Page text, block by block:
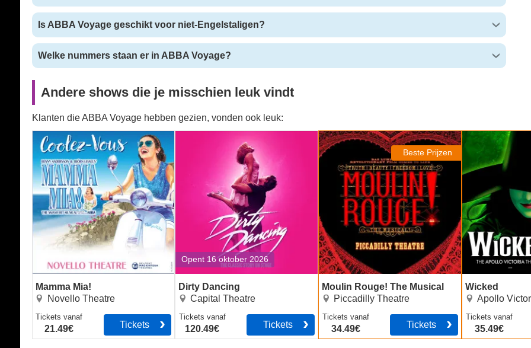
Is ABBA Voyage geschikt voor niet-Engelstaligen?
Welke nummers staan er in ABBA Voyage?
Andere shows die je misschien leuk vindt
Klanten die ABBA Voyage hebben gezien, vonden ook leuk:
Mamma Mia!
Novello Theatre
Ticketsvanaf
21.49€ Tickets
Mamma Mia!
Opent 16 oktober 2026
Dirty Dancing
Capital Theatre
Tickets vanaf
120.49€ Tickets
Beste Prijzen
Moulin Rouge! The Musical
Piccadilly Theatre
Tickets vanaf
34.49€ Tickets
Moulin Rouge! The Musical
Wicked
Apollo
Tickets vanaf
35.49€
Wicked